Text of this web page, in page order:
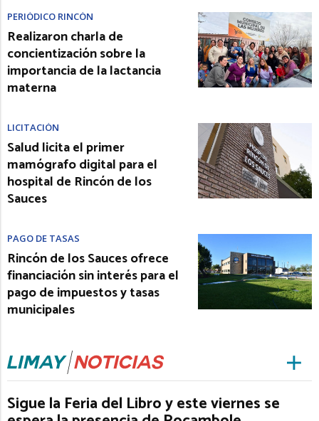
PERIÓDICO RINCÓN
Realizaron charla de
concientización sobre la
importancia de la lactancia
materna
LICITACIÓN
Salud licita el primer
mamógrafo digital para el
hospital de Rincón de los
Sauces
PAGO DE TASAS
Rincón de los Sauces ofrece
financiación sin interés para el
pago de impuestos y tasas
municipales
Sigue la Feria del Libro y este viernes se